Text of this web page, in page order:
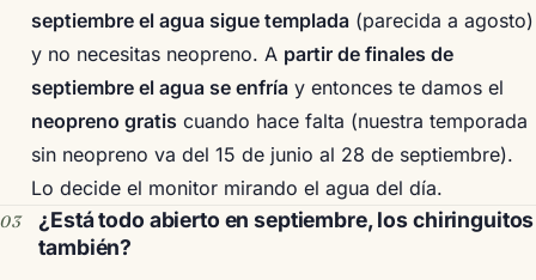
septiembre el agua sigue templada(parecida a agosto)
y no necesitas neopreno. A partir de finales de
septiembre el agua se enfríay entonces te damos el
neopreno gratis cuando hace falta (nuestra temporada
sin neopreno va del 15 de junio al 28 de septiembre).
Lo decide el monitor mirando el agua del día.
¿Está todo abierto en septiembre, los chiringuitos
también?